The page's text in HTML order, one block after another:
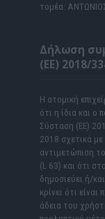
τομέα:
Δήλωση
(ΕΕ) 2018/
Η ατομική
ότι η ίδια και
Σύσταση (ΕΕ)
2018 σχετικά
αντιμετώπιση
(L 63) και ότι
δημοσιεύει ή/
κρίνει ότι
άδεια του